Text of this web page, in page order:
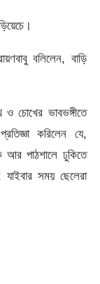
বলিলেন, বাড়ি
ও চোখের ভাবভঙ্গীতে
করিলেন যে,
আর পাঠশালে ঢুকিতে
সময় ছেলেরা